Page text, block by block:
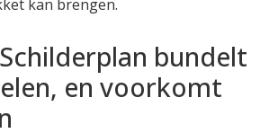
kan brengen.
bundelt
en voorkomt